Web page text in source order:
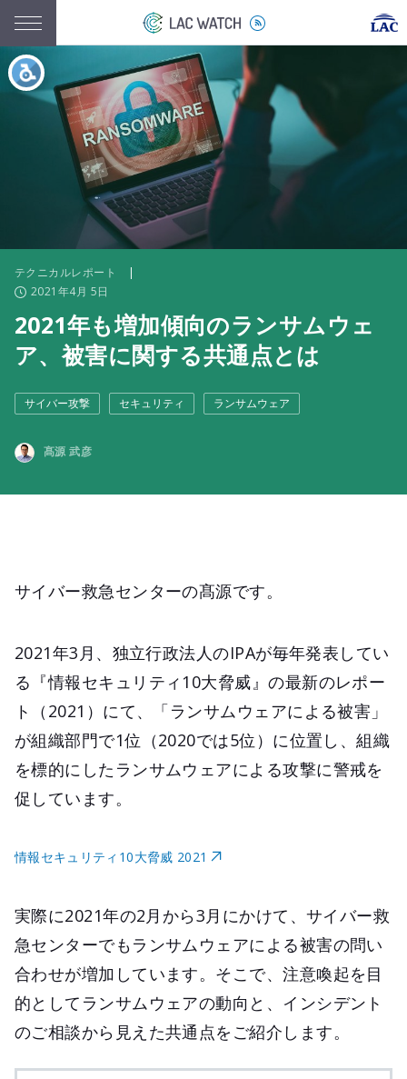
テクニカルレポート
|
2021年4月 5日
2021年も増加傾向のランサムウェ
ア、被害に関する共通点とは
サイバー攻撃 セキュリティ ランサムウェア
髙源 武彦
サイバー救急センターの髙源です。
2021年3月、独立行政法人のIPAが毎年発表してい
る『情報セキュリティ10大脅威』の最新のレポー
ト（2021）にて、「ランサムウェアによる被害」
が組織部門で1位（2020では5位）に位置し、組織
を標的にしたランサムウェアによる攻撃に警戒を
促しています。
情報セキュリティ10大脅威 2021
実際に2021年の2月から3月にかけて、サイバー救
急センターでもランサムウェアによる被害の問い
合わせが増加しています。そこで、注意喚起を目
的としてランサムウェアの動向と、インシデント
のご相談から見えた共通点をご紹介します。